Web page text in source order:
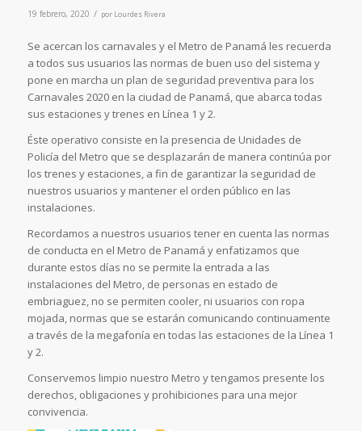
19 febrero, 2020 / por Lourdes Rivera
Se acercan los carnavales y el Metro de Panamá les recuerda
a todos sus usuarios las normas de buen uso del sistema y
pone en marcha un plan de seguridad preventiva para los
Carnavales 2020 en la ciudad de Panamá, que abarca todas
sus estaciones y trenes en Línea 1 y 2.
Éste operativo consiste en la presencia de Unidades de
Policía del Metro que se desplazarán de manera continúa por
los trenes y estaciones, a fin de garantizar la seguridad de
nuestros usuarios y mantener el orden público en las
instalaciones.
Recordamos a nuestros usuarios tener en cuenta las normas
de conducta en el Metro de Panamá y enfatizamos que
durante estos días no se permite la entrada a las
instalaciones del Metro, de personas en estado de
embriaguez, no se permiten cooler, ni usuarios con ropa
mojada, normas que se estarán comunicando continuamente
a través de la megafonía en todas las estaciones de la Línea 1
y 2.
Conservemos limpio nuestro Metro y tengamos presente los
derechos, obligaciones y prohibiciones para una mejor
convivencia.